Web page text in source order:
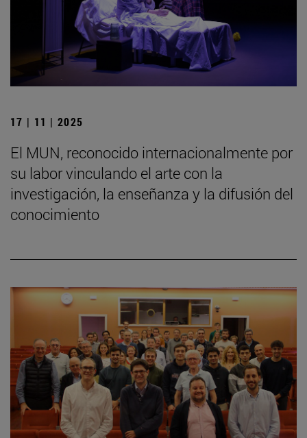
17 | 11 | 2025
El MUN, reconocido internacionalmente por
su labor vinculando el arte con la
investigación, la enseñanza y la difusión del
conocimiento